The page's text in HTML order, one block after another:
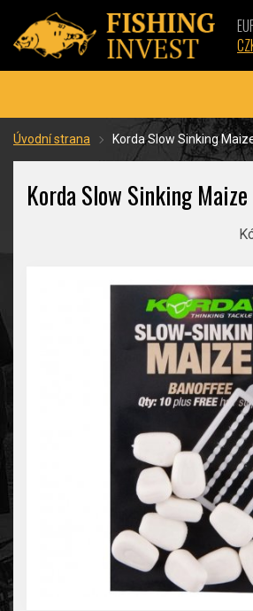
Úvodní strana Korda Slow Sinking
Korda Slow Sinking